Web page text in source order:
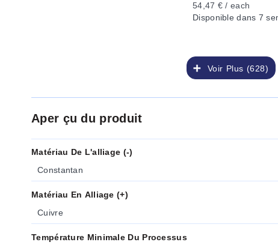
Voir Plus (628)
54,47 € / each
Disponible dans 7
Aper çu du produit
Matériau De L'alliage (-)
Constantan
Matériau En Alliage (+)
Cuivre
Température Minimale Du Processus